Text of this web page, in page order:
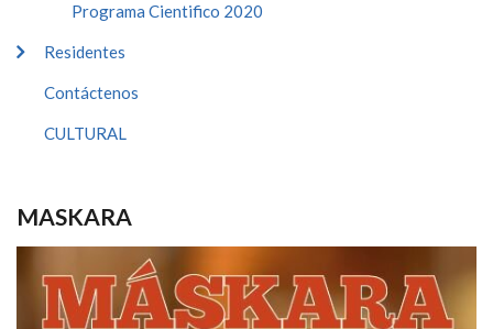
Programa Cientifico 2020
Residentes
Contáctenos
CULTURAL
MASKARA